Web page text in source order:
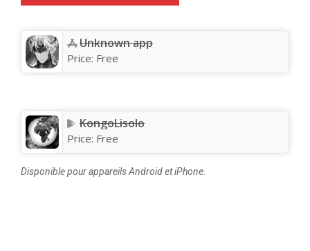
Unknown app
Price: Free
KongoLisolo
Price: Free
Disponible pour appareils Android et iPhone.